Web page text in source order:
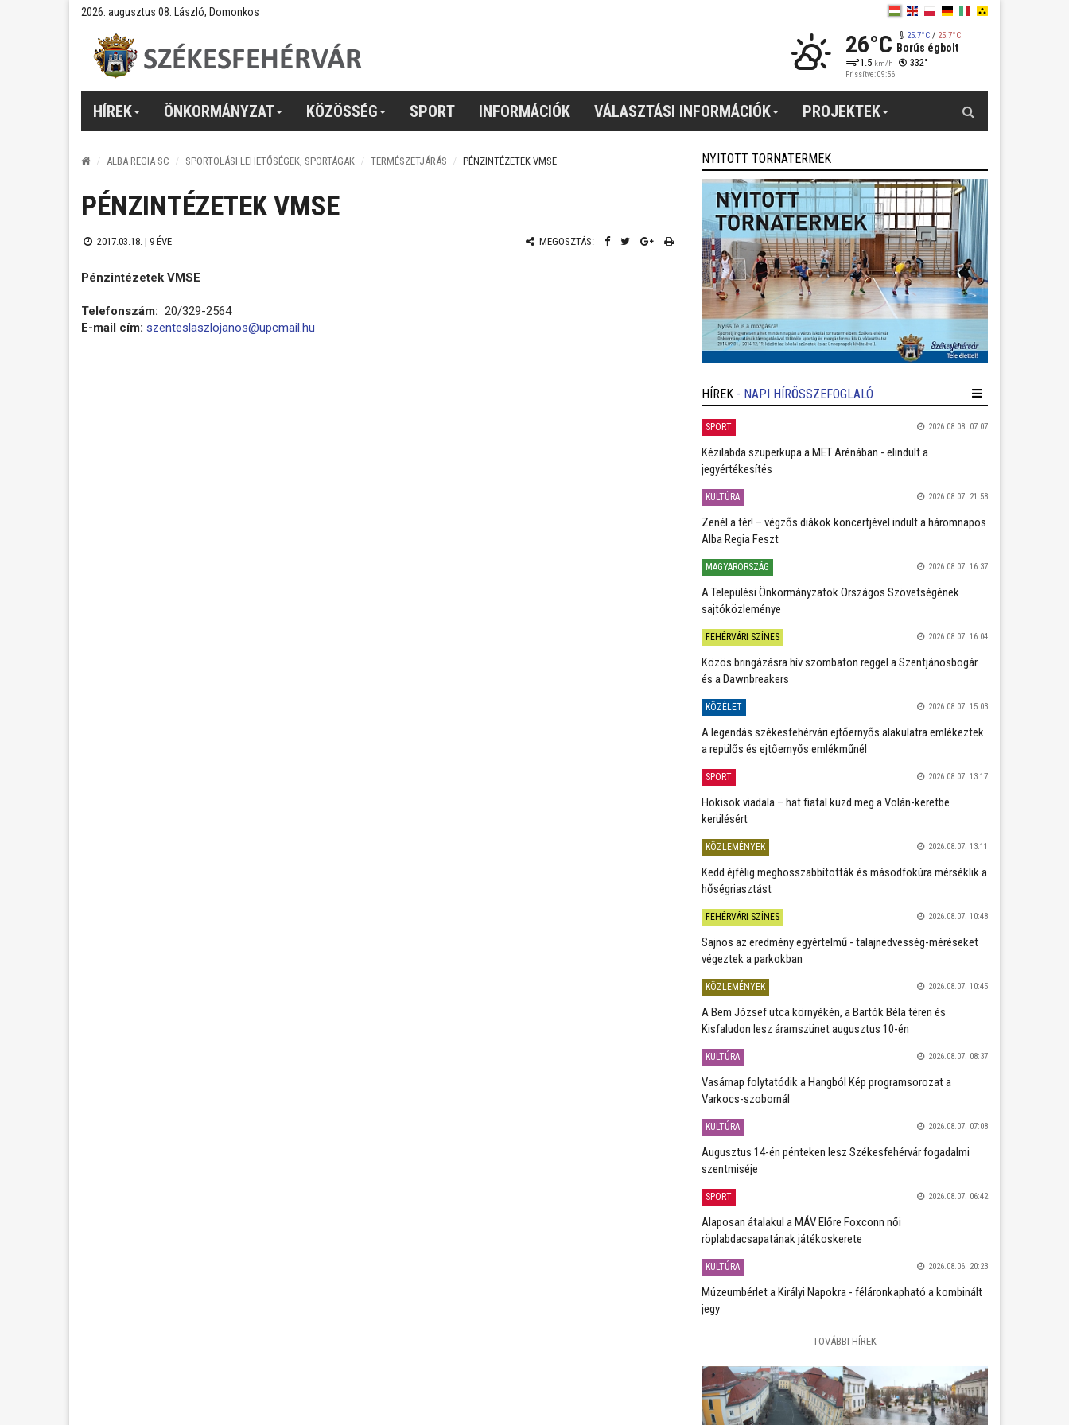
2026. augusztus 08. László, Domonkos
26°C 25.7°C/ 25.7°C
Borús égbolt
1.5 km/h 332°
Frissítve: 09:56
HÍREK ÖNKORMÁNYZAT KÖZÖSSÉG SPORT INFORMÁCIÓK VÁLASZTÁSI INFORMÁCIÓK PROJEKTEK
ALBA REGIA SC SPORTOLÁSI LEHETŐSÉGEK, SPORTÁGAK TERMÉSZETJÁRÁS PÉNZINTÉZETEK VMSE
PÉNZINTÉZETEK VMSE
2017.03.18. | 9 ÉVE MEGOSZTÁS:
Pénzintézetek VMSE
Telefonszám: 20/329-2564
E-mail cím: szenteslaszlojanos@upcmail.hu
NYITOTT TORNATERMEK
HÍREK - NAPI HÍRÖSSZEFOGLALÓ
SPORT 2026.08.08. 07:07
Kézilabda szuperkupa a MET Arénában - elindult a
jegyértékesítés
KULTÚRA 2026.08.07. 21:58
Zenél a tér! – végzős diákok koncertjével indult a háromnapos
Alba Regia Feszt
MAGYARORSZÁG 2026.08.07. 16:37
A Települési Önkormányzatok Országos Szövetségének
sajtóközleménye
FEHÉRVÁRI SZÍNES 2026.08.07. 16:04
Közös bringázásra hív szombaton reggel a Szentjánosbogár
és a Dawnbreakers
KÖZÉLET 2026.08.07. 15:03
A legendás székesfehérvári ejtőernyős alakulatra emlékeztek
a repülős és ejtőernyős emlékműnél
SPORT 2026.08.07. 13:17
Hokisok viadala – hat fiatal küzd meg a Volán-keretbe
kerülésért
KÖZLEMÉNYEK 2026.08.07. 13:11
Kedd éjfélig meghosszabbították és másodfokúra mérséklik a
hőségriasztást
FEHÉRVÁRI SZÍNES 2026.08.07. 10:48
Sajnos az eredmény egyértelmű - talajnedvesség-méréseket
végeztek a parkokban
KÖZLEMÉNYEK 2026.08.07. 10:45
A Bem József utca környékén, a Bartók Béla téren és
Kisfaludon lesz áramszünet augusztus 10-én
KULTÚRA 2026.08.07. 08:37
Vasárnap folytatódik a Hangból Kép programsorozat a
Varkocs-szobornál
KULTÚRA 2026.08.07. 07:08
Augusztus 14-én pénteken lesz Székesfehérvár fogadalmi
szentmiséje
SPORT 2026.08.07. 06:42
Alaposan átalakul a MÁV Előre Foxconn női
röplabdacsapatának játékoskerete
KULTÚRA 2026.08.06. 20:23
Múzeumbérlet a Királyi Napokra - féláronkapható a kombinált
jegy
TOVÁBBI HÍREK